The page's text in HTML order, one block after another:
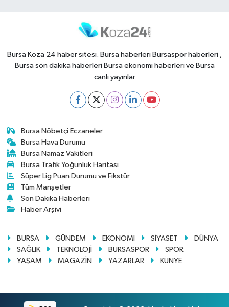
Bursa Koza 24 haber sitesi. Bursa haberleri Bursaspor haberleri ,
Bursa son dakika haberleri Bursa ekonomi haberleri ve Bursa
canlı yayınlar
Bursa Nöbetçi Eczaneler
Bursa Hava Durumu
Bursa Namaz Vakitleri
Bursa Trafik Yoğunluk Haritası
Süper Lig Puan Durumu ve Fikstür
Tüm Manşetler
Son Dakika Haberleri
Haber Arşivi
BURSA GÜNDEM EKONOMİ SİYASET
DÜNYA
SAĞLIK
TEKNOLOJİ BURSASPOR
SPOR
YAŞAM
MAGAZİN YAZARLAR KÜNYE